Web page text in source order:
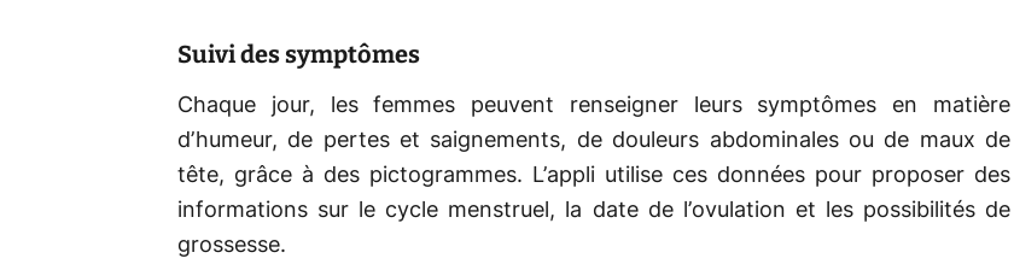
Suivi des symptômes
Chaque jour, les femmes peuvent renseigner leurs symptômes en matière
d’humeur, de pertes et saignements, de douleurs abdominales ou de maux de
tête, grâce à des pictogrammes. L’appli utilise ces données pour proposer des
informations sur le cycle menstruel, la date de l’ovulation et les possibilités de
grossesse.